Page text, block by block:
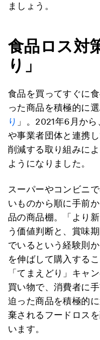
ましょう。
食品ロス対
り」
食品を買ってすぐに
った商品を積極的に
り 」。2021年6月か
や事業者団体と連携
削減する取り組みに
ようになりました。
スーパーやコンビニ
いものから順に手前
品の商品棚。「より
う価値判断と、賞味
でいるという経験則
を伸ばして購入する
「てまえどり」キャ
買い物で、消費者に
迫った商品を積極的
棄されるフードロス
います。